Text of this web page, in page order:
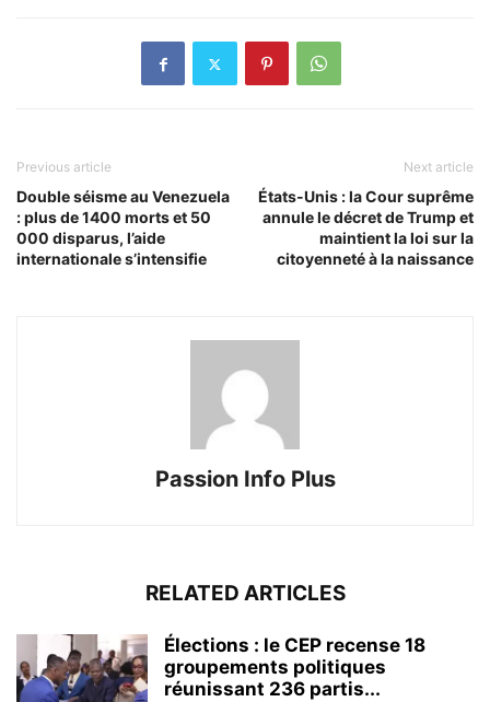
Previous article
Double séisme au Venezuela
: plus de 1400 morts et 50
000 disparus, l’aide
internationale s’intensifie
Next article
États-Unis : la Cour suprême
annule le décret de Trump et
maintient la loi sur la
citoyenneté à la naissance
Passion Info Plus
RELATED ARTICLES
Élections : le CEP recense 18
groupements politiques
réunissant 236 partis...